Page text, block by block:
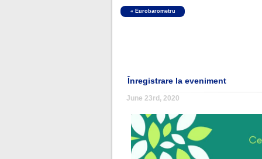
« Eurobarometru
Înregistrare la eveniment
June 23rd, 2020